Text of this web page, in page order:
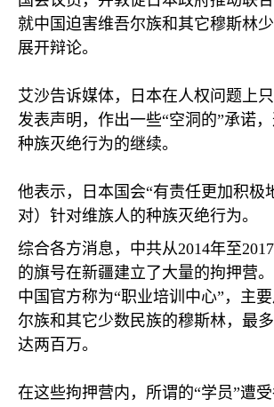
就中国迫害维吾尔族和其它穆斯林
展开辩论。
艾沙告诉媒体，日本在人权问题上只
发表声明，作出一些“空洞的”承诺
种族灭绝行为的继续。
他表示，日本国会“有责任更加积极
对）针对维族人的种族灭绝行为。
综合各方消息，中共从2014年至2017
的旗号在新疆建立了大量的拘押营
中国官方称为“职业培训中心”，主
尔族和其它少数民族的穆斯林，最
达两百万。
在这些拘押营内，所谓的“学员”遭